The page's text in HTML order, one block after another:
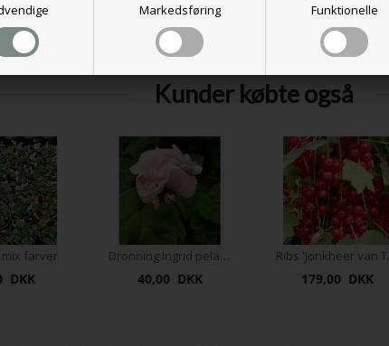
Markedsføring Funktionelle
Det er toårige planter med forholdsvis store
natten i det tidlige forår.
Kunder købte også
farver
DKK
Dronning Ingrid pelargonie
40,00 DKK 179,00 DKK